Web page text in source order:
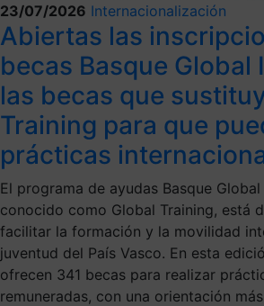
23/07/2026 Internacionalización
Abiertas las
becas Basque Global
las becas que
Training para que
prácticas
El programa de ayudas Basque
conocido como Global Training, está
facilitar la formación y la movilidad
juventud del País Vasco. En esta
ofrecen 341 becas para realizar
remuneradas, con una orientación